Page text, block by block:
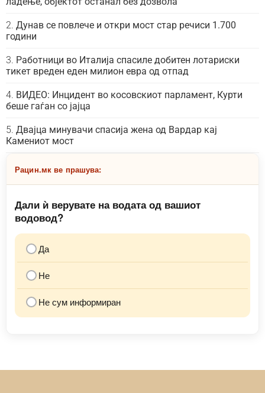
Дунав се повлече и откри мост стар речиси 1.700
години
Работници во Италија спасиле добитен лотариски
тикет вреден еден милион евра од отпад
ВИДЕО: Инцидент во косовскиот парламент, Курти
беше гаѓан со јајца
Двајца минувачи спасија жена од Вардар кај
Камениот мост
Рацин.мк ве прашува:
Дали ѝ верувате на водата од вашиот
водовод?
Да
Не
Не сум информиран